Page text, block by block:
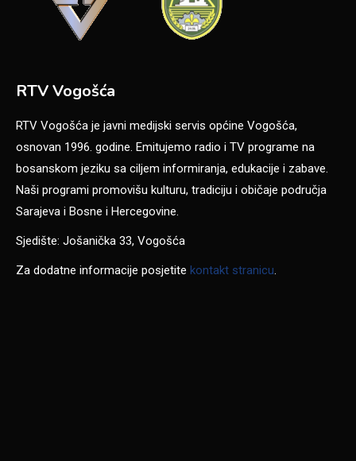
RTV Vogošća
RTV Vogošća je javni medijski servis općine Vogošća,
osnovan 1996. godine. Emitujemo radio i TV programe na
bosanskom jeziku sa ciljem informiranja, edukacije i zabave.
Naši programi promovišu kulturu, tradiciju i običaje područja
Sarajeva i Bosne i Hercegovine.
Sjedište: Jošanička 33, Vogošća
Za dodatne informacije posjetite kontakt stranicu.